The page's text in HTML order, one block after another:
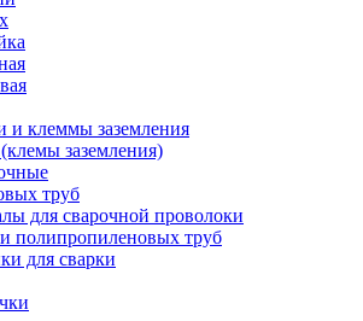
и клеммы заземления
заземления)
труб
для сварочной проволоки
полипропиленовых труб
для сварки